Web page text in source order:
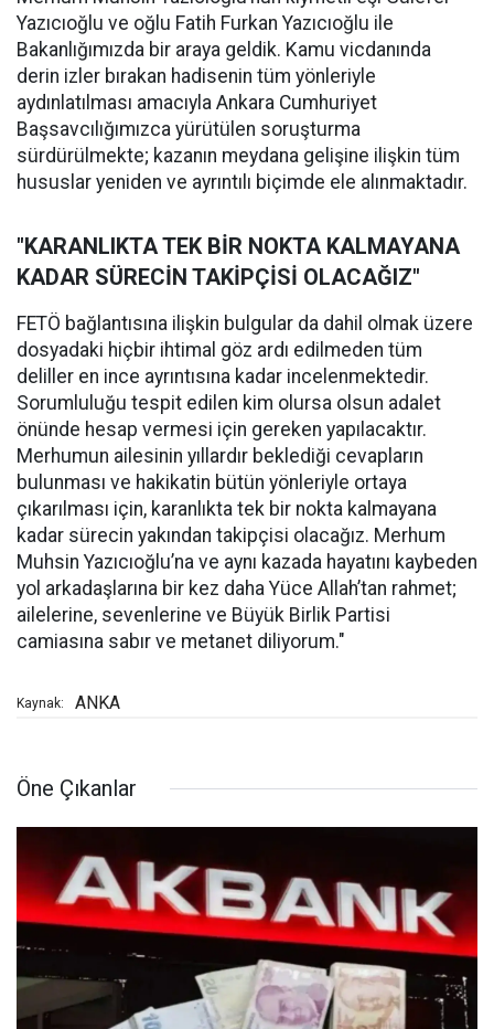
Yazıcıoğlu ve oğlu Fatih Furkan Yazıcıoğlu ile
Bakanlığımızda bir araya geldik. Kamu vicdanında
derin izler bırakan hadisenin tüm yönleriyle
aydınlatılması amacıyla Ankara Cumhuriyet
Başsavcılığımızca yürütülen soruşturma
sürdürülmekte; kazanın meydana gelişine ilişkin tüm
hususlar yeniden ve ayrıntılı biçimde ele alınmaktadır.
"KARANLIKTA TEK BİR NOKTA KALMAYANA
KADAR SÜRECİN TAKİPÇİSİ OLACAĞIZ"
FETÖ bağlantısına ilişkin bulgular da dahil olmak üzere
dosyadaki hiçbir ihtimal göz ardı edilmeden tüm
deliller en ince ayrıntısına kadar incelenmektedir.
Sorumluluğu tespit edilen kim olursa olsun adalet
önünde hesap vermesi için gereken yapılacaktır.
Merhumun ailesinin yıllardır beklediği cevapların
bulunması ve hakikatin bütün yönleriyle ortaya
çıkarılması için, karanlıkta tek bir nokta kalmayana
kadar sürecin yakından takipçisi olacağız. Merhum
Muhsin Yazıcıoğlu’na ve aynı kazada hayatını kaybeden
yol arkadaşlarına bir kez daha Yüce Allah’tan rahmet;
ailelerine, sevenlerine ve Büyük Birlik Partisi
camiasına sabır ve metanet diliyorum."
Kaynak: ANKA
Öne Çıkanlar